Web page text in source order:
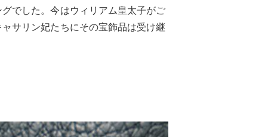
でした。今はウィリアム皇太子がご
サリン妃たちにその宝飾品は受け継